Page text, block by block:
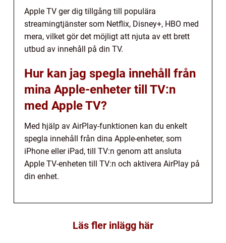
Apple TV ger dig tillgång till populära
streamingtjänster som Netflix, Disney+, HBO med
mera, vilket gör det möjligt att njuta av ett brett
utbud av innehåll på din TV.
Hur kan jag spegla innehåll från
mina Apple-enheter till TV:n
med Apple TV?
Med hjälp av AirPlay-funktionen kan du enkelt
spegla innehåll från dina Apple-enheter, som
iPhone eller iPad, till TV:n genom att ansluta
Apple TV-enheten till TV:n och aktivera AirPlay på
din enhet.
Läs fler inlägg här